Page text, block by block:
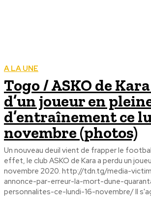
A LA UNE
Togo / ASKO de
d’un joueur en
d’entraînement ce
novembre (photos)
Un nouveau deuil vient de frapper le football
effet, le club ASKO de Kara a perdu un
novembre 2020. http://tdn.tg/media-victime-dun-bug-rfi-
annonce-par-erreur-la-mort-dune-
personnalites-ce-lundi-